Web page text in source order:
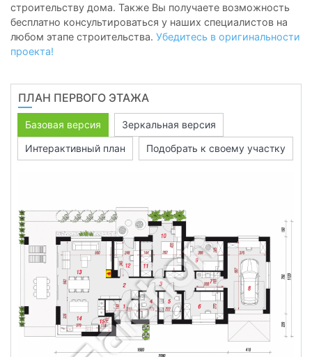
строительству дома. Также Вы получаете возможность
бесплатно консультироваться у наших специалистов на
любом этапе строительства. Убедитесь в оригинальности
проекта!
ПЛАН ПЕРВОГО ЭТАЖА
Базовая версия
Зеркальная версия
Интерактивный план
Подобрать к своему участку